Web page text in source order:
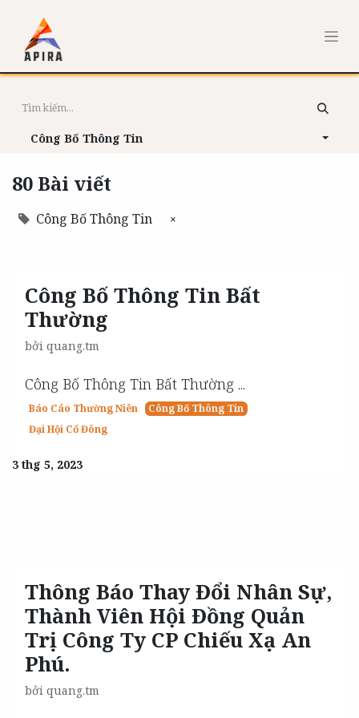
Công Bố Thông Tin
80 Bài viết
Công Bố Thông Tin ×
Công Bố Thông Tin Bất
Thường
bởi quang.tm
Công Bố Thông Tin Bất Thường ​...
Báo Cáo Thường Niên
Công Bố Thông Tin
Đại Hội Cổ Đông
3 thg 5, 2023
Thông Báo Thay Đổi Nhân Sự,
Thành Viên Hội Đồng Quản
Trị Công Ty CP Chiếu Xạ An
Phú.
bởi quang.tm